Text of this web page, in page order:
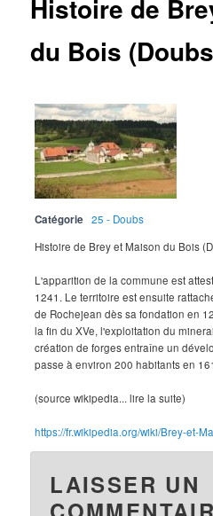
Histoire de
du Bois
Catégorie
25 - Doubs
Histoire de Brey et Maison du Bois
L'apparition de la commune est
1241. Le territoire est ensuite
de Rochejean dès sa fondation en
la fin du XVe, l'exploitation du
création de forges entraîne un
passe à environ 200 habitants en
(source wikipedia... lire la suite)
https://fr.wikipedia.org/wiki/Brey-et-
LAISSER UN